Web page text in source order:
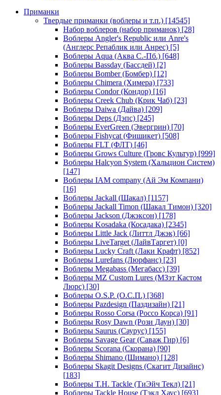
Приманки
Твердые приманки (воблеры и т.п.) [14545]
Набор воблеров (набор приманок) [28]
Воблеры Angler's Republic или Anre's
(Англерс Репаблик или Анрес) [5]
Воблеры Aqua (Аква С.-Пб.) [648]
Воблеры Bassday (Бассдей) [2]
Воблеры Bomber (Бомбер) [12]
Воблеры Chimera (Химера) [733]
Воблеры Condor (Кондор) [16]
Воблеры Creek Chub (Крик Чаб) [23]
Воблеры Daiwa (Дайва) [209]
Воблеры Deps (Дэпс) [245]
Воблеры EverGreen (Эвергрин) [70]
Воблеры Fishycat (Фишикет) [508]
Воблеры FLT (ФЛТ) [46]
Воблеры Grows Culture (Гровс Культур) [999]
Воблеры Halcyon System (Хальцион Систем)
[147]
Воблеры IAM company (Ай Эм Компани)
[16]
Воблеры Jackall (Шакал) [1157]
Воблеры Jackall Timon (Шакал Тимон) [320]
Воблеры Jackson (Джэксон) [178]
Воблеры Kosadaka (Косадака) [2345]
Воблеры Little Jack (Литтл Джэк) [66]
Воблеры LiveTarget (ЛайвТаргет) [0]
Воблеры Lucky Craft (Лаки Крафт) [852]
Воблеры Lurefans (Люрфанс) [23]
Воблеры Megabass (Мегабасс) [39]
Воблеры MZ Custom Lures (МЗэт Кастом
Люрс) [30]
Воблеры O.S.P. (О.С.П.) [368]
Воблеры Pazdesign (Паздизайн) [21]
Воблеры Rosso Corsa (Россо Корса) [91]
Воблеры Rosy Dawn (Рози Даун) [30]
Воблеры Saurus (Саурус) [155]
Воблеры Savage Gear (Саваж Гир) [6]
Воблеры Scorana (Скорана) [90]
Воблеры Shimano (Шимано) [128]
Воблеры Skagit Designs (Скагит Дизайнс)
[183]
Воблеры T.H. Tackle (ТиЭйч Текл) [21]
Воблеры Tackle House (Тэкл Хаус) [693]